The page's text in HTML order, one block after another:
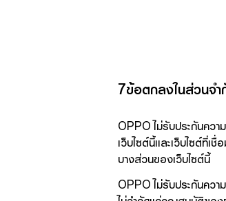
7ข้อตกลงในส่วนจ
OPPO ไม่รับประกันควา
เว็บไซต์นี้และเว็บไซต์ที่เ
บางส่วนของเว็บไซต์นี้
OPPO ไม่รับประกันคว